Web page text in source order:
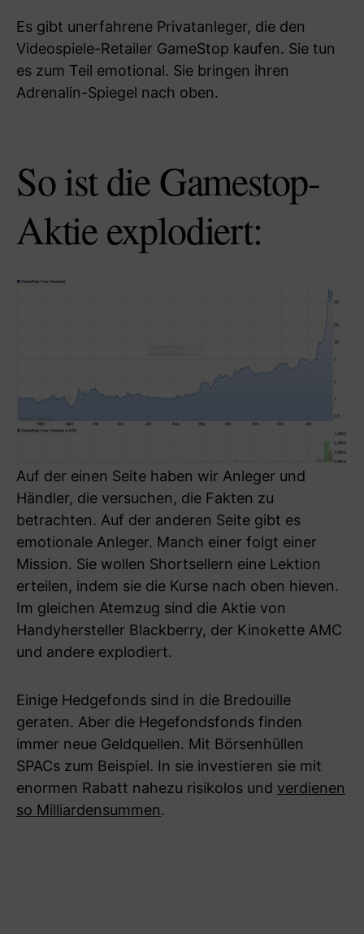
Es gibt unerfahrene Privatanleger, die den
Videospiele-Retailer GameStop kaufen. Sie tun
es zum Teil emotional. Sie bringen ihren
Adrenalin-Spiegel nach oben.
So ist die Gamestop-
Aktie explodiert:
Auf der einen Seite haben wir Anleger und
Händler, die versuchen, die Fakten zu
betrachten. Auf der anderen Seite gibt es
emotionale Anleger. Manch einer folgt einer
Mission. Sie wollen Shortsellern eine Lektion
erteilen, indem sie die Kurse nach oben hieven.
Im gleichen Atemzug sind die Aktie von
Handyhersteller Blackberry, der Kinokette AMC
und andere explodiert.
Einige Hedgefonds sind in die Bredouille
geraten. Aber die Hegefondsfonds finden
immer neue Geldquellen. Mit Börsenhüllen
SPACs zum Beispiel. In sie investieren sie mit
enormen Rabatt nahezu risikolos und verdienen
so Milliardensummen.